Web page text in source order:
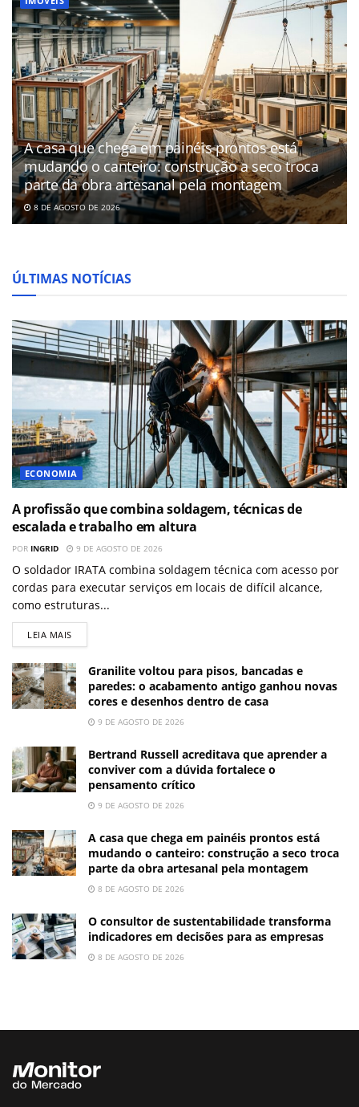
A casa que chega em painéis prontos está
mudando o canteiro: construção a seco troca
parte da obra artesanal pela montagem
8 DE AGOSTO DE 2026
ÚLTIMAS NOTÍCIAS
ECONOMIA
A profissão que combina soldagem, técnicas de
escalada e trabalho em altura
POR INGRID 9 DE AGOSTO DE 2026
O soldador IRATA combina soldagem técnica com acesso por
cordas para executar serviços em locais de difícil alcance,
como estruturas...
LEIA MAIS
Granilite voltou para pisos, bancadas e
paredes: o acabamento antigo ganhou novas
cores e desenhos dentro de casa
9 DE AGOSTO DE 2026
Bertrand Russell acreditava que aprender a
conviver com a dúvida fortalece o
pensamento crítico
9 DE AGOSTO DE 2026
A casa que chega em painéis prontos está
mudando o canteiro: construção a seco troca
parte da obra artesanal pela montagem
8 DE AGOSTO DE 2026
O consultor de sustentabilidade transforma
indicadores em decisões para as empresas
8 DE AGOSTO DE 2026